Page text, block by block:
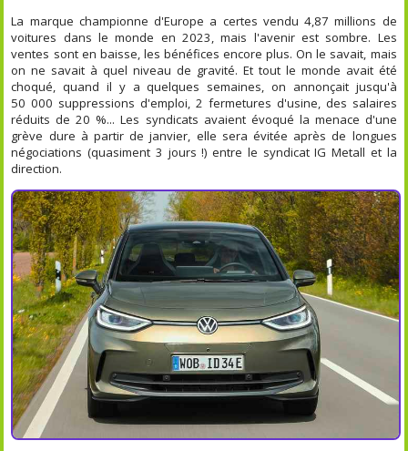
La marque championne d'Europe a certes vendu 4,87 millions de
voitures dans le monde en 2023, mais l'avenir est sombre. Les
ventes sont en baisse, les bénéfices encore plus. On le savait, mais
on ne savait à quel niveau de gravité. Et tout le monde avait été
choqué, quand il y a quelques semaines, on annonçait jusqu'à
50 000 suppressions d'emploi, 2 fermetures d'usine, des salaires
réduits de 20 %... Les syndicats avaient évoqué la menace d'une
grève dure à partir de janvier, elle sera évitée après de longues
négociations (quasiment 3 jours !) entre le syndicat IG Metall et la
direction.